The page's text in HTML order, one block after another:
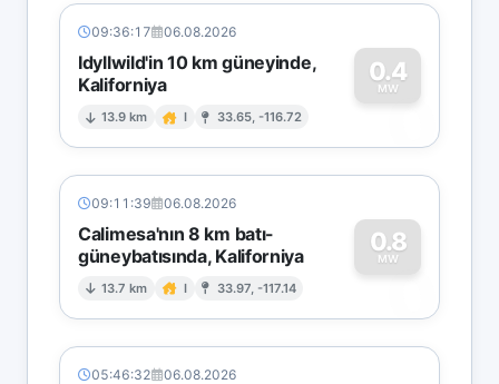
09:36:17 06.08.2026
Idyllwild'in 10 km güneyinde,
Kaliforniya
13.9 km I 33.65, -116.72
0.4
MW
0
09:11:39 06.08.2026
Calimesa'nın 8 km batı-
güneybatısında, Kaliforniya
13.7 km I 33.97, -117.14
0.8
MW
0
05:46:32 06.08.2026